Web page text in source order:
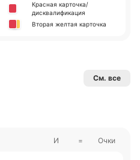
Красная карточка/
дисквалификация
Вторая желтая карточка
См. все
И = Очки